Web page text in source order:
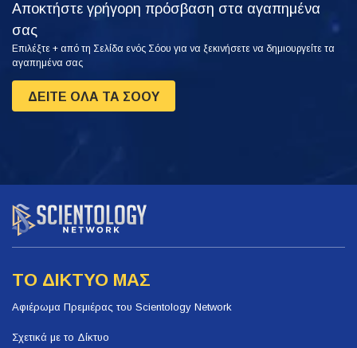
Αποκτήστε γρήγορη πρόσβαση στα αγαπημένα
σας
Επιλέξτε + από τη Σελίδα ενός Σόου για να ξεκινήσετε να δημιουργείτε τα
αγαπημένα σας
ΔΕΙΤΕ ΟΛΑ ΤΑ ΣΟΟΥ
ΤΟ ΔΙΚΤΥΟ ΜΑΣ
Αφιέρωμα Πρεμιέρας του Scientology Network
Σχετικά με το Δίκτυο